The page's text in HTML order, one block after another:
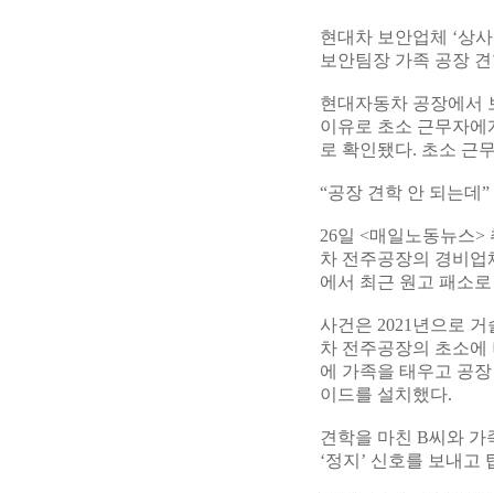
현대차 보안업체 ‘상
보안팀장 가족 공장
현대자동차 공장에서
이유로 초소 근무자에
로 확인됐다. 초소 근
“공장 견학 안 되는데
26일 <매일노동뉴스
차 전주공장의 경비
에서 최근 원고 패소
사건은 2021년으로
차 전주공장의 초소에
에 가족을 태우고 공
이드를 설치했다.
견학을 마친 B씨와 가
‘정지’ 신호를 보내고